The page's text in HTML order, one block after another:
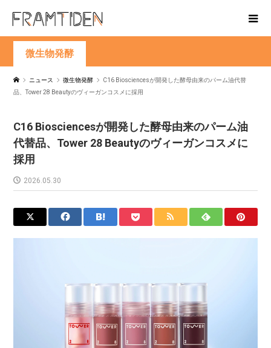
微生物発酵
ニュース 微生物発酵
C16 Biosciencesが開発した酵母由来のパーム油代替
品、Tower 28 Beautyのヴィーガンコスメに採用
C16 Biosciencesが開発した酵母由来のパーム油
代替品、Tower 28 Beautyのヴィーガンコスメに
採用
2026.05.30